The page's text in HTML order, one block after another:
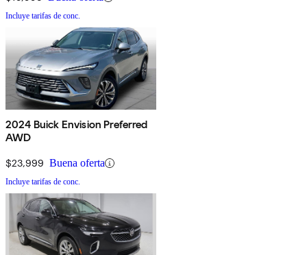
Incluye tarifas de conc.
2024 Buick Envision Preferred
AWD
$23,999 Buena oferta
Incluye tarifas de conc.